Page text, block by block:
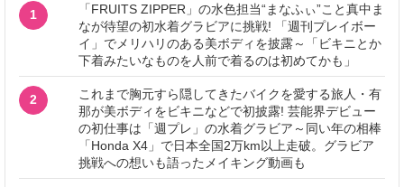
1
「FRUITS ZIPPER」の水色担当“まなふぃ”こと真中ま
なが待望の初水着グラビアに挑戦! 「週刊プレイボー
イ」でメリハリのある美ボディを披露～「ビキニとか
下着みたいなものを人前で着るのは初めてかも」
2
これまで胸元すら隠してきたバイクを愛する旅人・有
那が美ボディをビキニなどで初披露! 芸能界デビュー
の初仕事は「週プレ」の水着グラビア～同い年の相棒
「Honda X4」で日本全国2万km以上走破。グラビア
挑戦への想いも語ったメイキング動画も